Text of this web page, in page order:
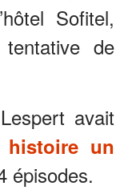
Sofitel,
tentative de
avait
un
épisodes.